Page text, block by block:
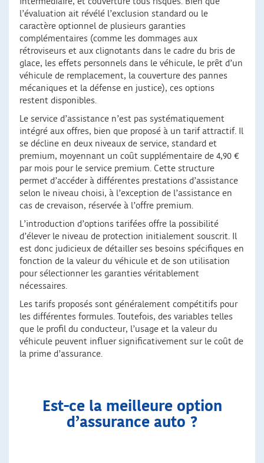
l’évaluation ait révélé l’exclusion standard ou le
caractère optionnel de plusieurs garanties
complémentaires (comme les dommages aux
rétroviseurs et aux clignotants dans le cadre du bris de
glace, les effets personnels dans le véhicule, le prêt d’un
véhicule de remplacement, la couverture des pannes
mécaniques et la défense en justice), ces options
restent disponibles.
Le service d’assistance n’est pas systématiquement
intégré aux offres, bien que proposé à un tarif attractif. Il
se décline en deux niveaux de service, standard et
premium, moyennant un coût supplémentaire de 4,90 €
par mois pour le service premium. Cette structure
permet d’accéder à différentes prestations d’assistance
selon le niveau choisi, à l’exception de l’assistance en
cas de crevaison, réservée à l’offre premium.
L’introduction d’options tarifées offre la possibilité
d’élever le niveau de protection initialement souscrit. Il
est donc judicieux de détailler ses besoins spécifiques en
fonction de la valeur du véhicule et de son utilisation
pour sélectionner les garanties véritablement
nécessaires.
Les tarifs proposés sont généralement compétitifs pour
les différentes formules. Toutefois, des variables telles
que le profil du conducteur, l’usage et la valeur du
véhicule peuvent influer significativement sur le coût de
la prime d’assurance.
Est-ce la meilleure option
d’assurance auto ?